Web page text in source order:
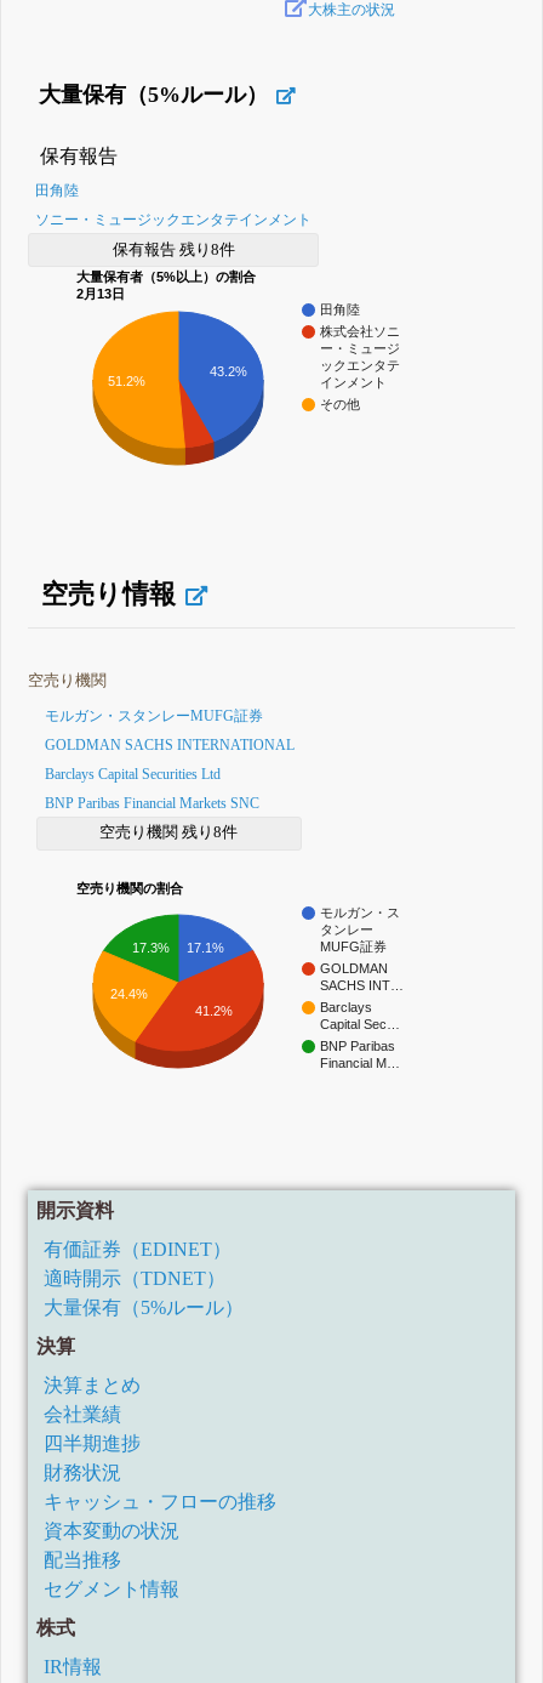
大株主の状況
大量保有（5%ルール）
保有報告
田角陸
ソニー・ミュージックエンタテインメント
保有報告 残り8件
大量保有者（5%以上）の割合
2月13日
田角陸
株式会社ソニ
ー・ミュージ
ックエンタテ
インメント
その他
43.2%
51.2%
空売り情報
空売り機関
モルガン・スタンレーMUFG証券
GOLDMAN SACHS INTERNATIONAL
Barclays Capital Securities Ltd
BNP Paribas Financial Markets SNC
空売り機関 残り8件
空売り機関の割合
モルガン・ス
タンレー
MUFG証券
GOLDMAN
SACHS INT…
Barclays
Capital Sec…
BNP Paribas
Financial M…
17.1%
17.3%
24.4%
41.2%
開示資料
有価証券（EDINET）
適時開示（TDNET）
大量保有（5%ルール）
決算
決算まとめ
会社業績
四半期進捗
財務状況
キャッシュ・フローの推移
資本変動の状況
配当推移
セグメント情報
株式
IR情報